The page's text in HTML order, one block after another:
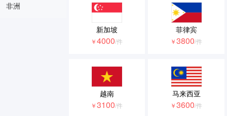
非洲
新加坡
￥4000/件
菲律宾
￥3800/件
越南
￥3100/件
马来西亚
￥3600/件